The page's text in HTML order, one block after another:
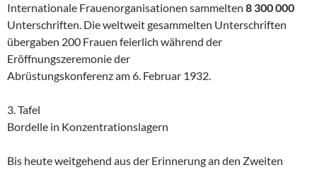
Internationale Frauenorganisationen sammelten 8 300 000
Unterschriften. Die weltweit gesammelten Unterschriften
übergaben 200 Frauen feierlich während der
Eröffnungszeremonie der
Abrüstungskonferenz am 6. Februar 1932.
3. Tafel
Bordelle in Konzentrationslagern
Bis heute weitgehend aus der Erinnerung an den Zweiten